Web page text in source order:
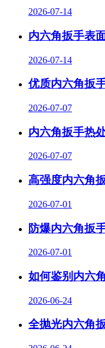
2026-07-14
内六角扳手表
2026-07-14
优质内六角扳
2026-07-07
内六角扳手热
2026-07-07
高强度内六角
2026-07-01
防爆内六角扳
2026-07-01
如何鉴别内六
2026-06-24
全抛光内六角